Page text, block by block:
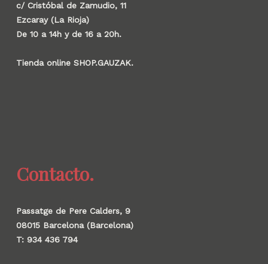
c/ Cristóbal de Zamudio, 11
Ezcaray (La Rioja)
De 10 a 14h y de 16 a 20h.
Tienda online SHOP.GAUZAK.
Contacto.
Passatge de Pere Calders, 9
08015 Barcelona (Barcelona)
T: 934 436 794